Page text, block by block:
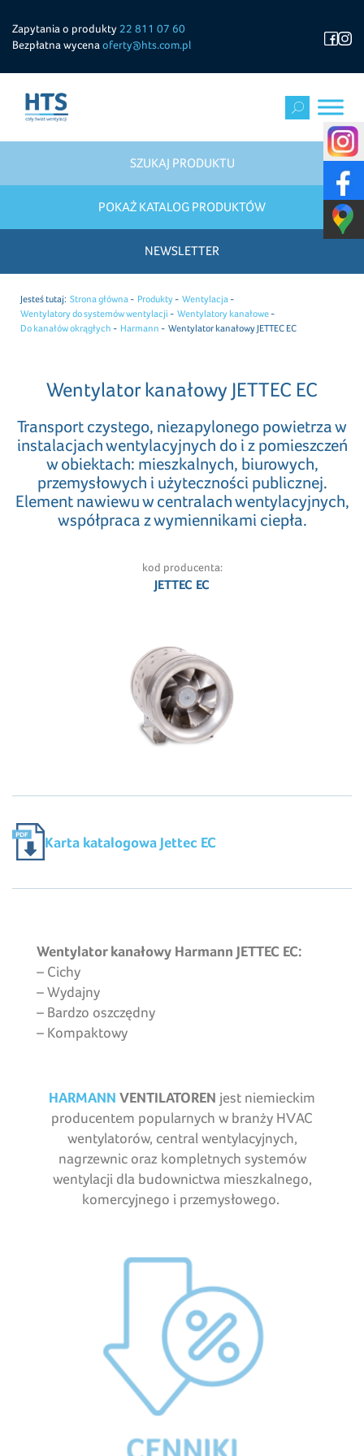
Zapytania o produkty 22 811 07 60
Bezpłatna wycena oferty@hts.com.pl
SZUKAJ PRODUKTU
POKAŻ KATALOG PRODUKTÓW
NEWSLETTER
Jesteś tutaj: Strona główna Produkty
Wentylacja
Wentylatory do systemów wentylacji
Wentylatory kanałowe
Do kanałów okrągłych
Harmann Wentylator kanałowy JETTEC EC
Wentylator kanałowy JETTEC EC
Transport czystego, niezapylonego powietrza w
instalacjach wentylacyjnych do i z pomieszczeń
w obiektach: mieszkalnych, biurowych,
przemysłowych i użyteczności publicznej.
Element nawiewu w centralach wentylacyjnych,
współpraca z wymiennikami ciepła.
kod producenta:
JETTEC EC
Karta katalogowa Jettec EC
Wentylator kanałowy Harmann JETTEC EC:
– Cichy
– Wydajny
– Bardzo oszczędny
– Kompaktowy
HARMANN VENTILATOREN jest niemieckim
producentem popularnych w branży HVAC
wentylatorów, central wentylacyjnych,
nagrzewnic oraz kompletnych systemów
wentylacji dla budownictwa mieszkalnego,
komercyjnego i przemysłowego.